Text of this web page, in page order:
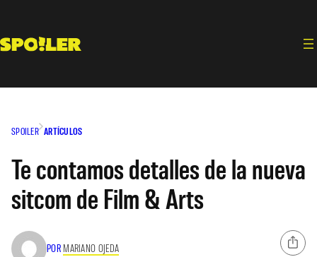
contenido
SPOILER ARTÍCULOS
Te contamos detalles de la nueva
sitcom de Film & Arts
POR MARIANO OJEDA